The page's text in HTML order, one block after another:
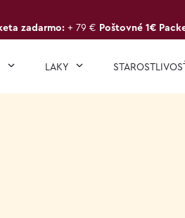
zadarmo: + 79 € Poštovné 1€
LAKY